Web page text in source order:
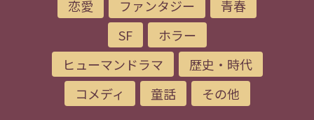
恋愛 ファンタジー
青春
SF
ホラー
ヒューマンドラマ
歴史・時代
コメディ
童話 その他